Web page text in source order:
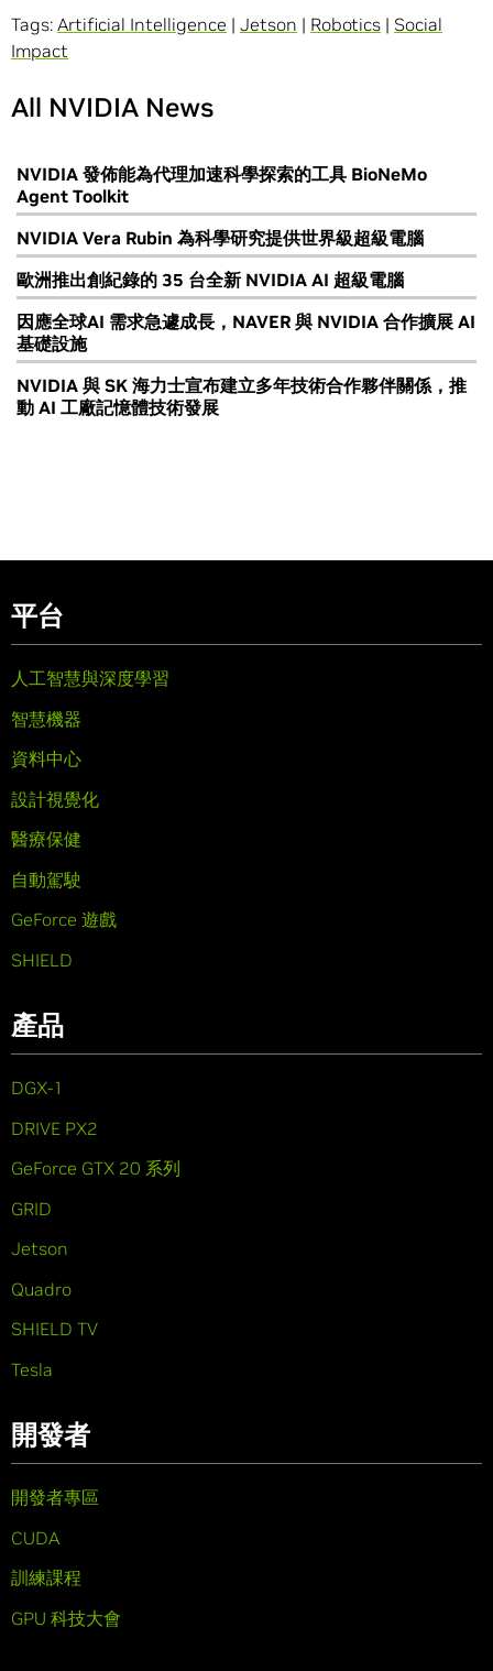
Tags: Artificial Intelligence | Jetson | Robotics | Social
Impact
All NVIDIA News
NVIDIA 發佈能為代理加速科學探索的工具 BioNeMo
Agent Toolkit
NVIDIA Vera Rubin 為科學研究提供世界級超級電腦
歐洲推出創紀錄的 35 台全新 NVIDIA AI 超級電腦
因應全球AI 需求急遽成長，NAVER 與 NVIDIA 合作擴展 AI
基礎設施
NVIDIA 與 SK 海力士宣布建立多年技術合作夥伴關係，推
動 AI 工廠記憶體技術發展
平台
人工智慧與深度學習
智慧機器
資料中心
設計視覺化
醫療保健
自動駕駛
GeForce 遊戲
SHIELD
產品
DGX-1
DRIVE PX2
GeForce GTX 20 系列
GRID
Jetson
Quadro
SHIELD TV
Tesla
開發者
開發者專區
CUDA
訓練課程
GPU 科技大會